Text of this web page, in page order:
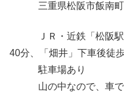
三重県松阪市飯南町
ＪＲ・近鉄「松阪駅
40分、「畑井」下車後徒
駐車場あり
山の中なので、車での